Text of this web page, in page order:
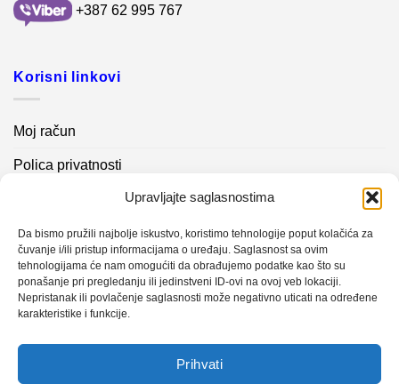
Upravljajte saglasnostima
Da bismo pružili najbolje iskustvo, koristimo tehnologije poput kolačića za
čuvanje i/ili pristup informacijama o uređaju. Saglasnost sa ovim
tehnologijama će nam omogućiti da obrađujemo podatke kao što su
ponašanje pri pregledanju ili jedinstveni ID-ovi na ovoj veb lokaciji.
Nepristanak ili povlačenje saglasnosti može negativno uticati na određene
karakteristike i funkcije.
Prihvati
+387 62 995 767
Korisni linkovi
Moj račun
Polica privatnosti
Kontakt info
Novosti
Sistem mjerenja vibracija – papir mašina 4